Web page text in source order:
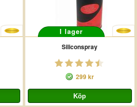
I lager
Siliconspray
299 kr